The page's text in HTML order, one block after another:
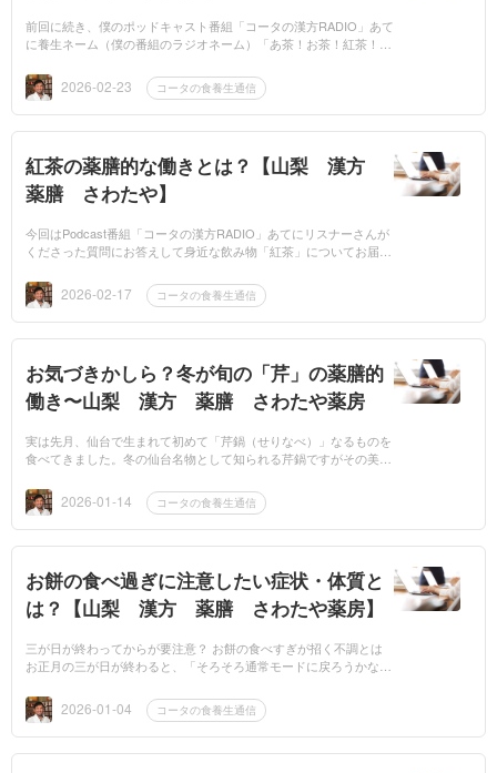
前回に続き、僕のポッドキャスト番組「コータの漢方RADIO」あて
に養生ネーム（僕の番組のラジオネーム）「あ茶！お茶！紅茶！」
はおすす...2026-02-23 コータの食養生通信
紅茶の薬膳的な働きとは？【山梨 漢方
薬膳 さわたや】
今回はPodcast番組「コータの漢方RADIO」あてにリスナーさんが
くださった質問にお答えして身近な飲み物「紅茶」についてお届け
類によって...2026-02-17 コータの食養生通信
お気づきかしら？冬が旬の「芹」の薬膳的
働き〜山梨 漢方 薬膳 さわたや薬房
実は先月、仙台で生まれて初めて「芹鍋（せりなべ）」なるものを
食べてきました。冬の仙台名物として知られる芹鍋ですがその美味
たがちょ...2026-01-14 コータの食養生通信
お餅の食べ過ぎに注意したい症状・体質と
は？【山梨 漢方 薬膳 さわたや薬房】
三が日が終わってからが要注意？ お餅の食べすぎが招く不調とは
お正月の三が日が終わると、「そろそろ通常モードに戻ろうかな」
食べちゃわな...
2026-01-04 コータの食養生通信